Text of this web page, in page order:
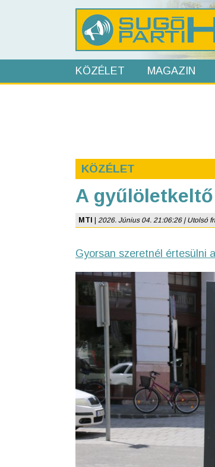
KÖZÉLET MAGAZIN
KÖZÉLET
A
MTI 2026. Június 04. 21:06:26 | Utolsó
Gyorsan szeretnél értesülni